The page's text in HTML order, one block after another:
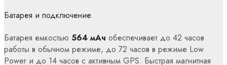
Батарея и подключение
Батарея емкостью 564 мАч обеспечивает до 42 часов
работы в обычном режиме, до 72 часов в режиме Low
Power и до 14 часов с активным GPS. Быстрая магнитная